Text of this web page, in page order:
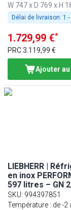
W 747 x D 769 x H
Délai de livraison: 1
1.729,99 €*
PRC3.119,99 €
Ajouter
LIEBHERR |
en inox
597 litres – GN
intérieur en inox
porte
SKU: 994397851
Température : de -2